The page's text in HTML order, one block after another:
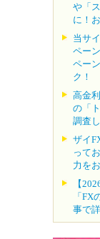
や「
に！
当サ
ペー
ペー
ク！
高金
の「
調査
ザイ
って
力を
【
「
事で